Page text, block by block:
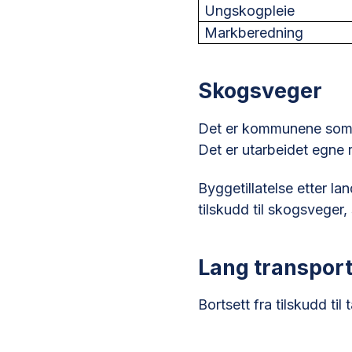
Ungskogpleie
Markberedning
Skogsveger
Det er kommunene
Det er utarbeidet egne
Byggetillatelse etter
tilskudd til
Lang
Bortsett fra tilskudd til